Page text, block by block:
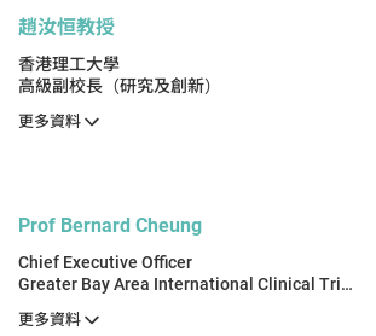
趙汝恒教授
香港理工大學
高級副校長（研究及創新）
更多資料
Prof Bernard Cheung
Chief Executive Officer
Greater Bay Area International Clinical Trial
更多資料